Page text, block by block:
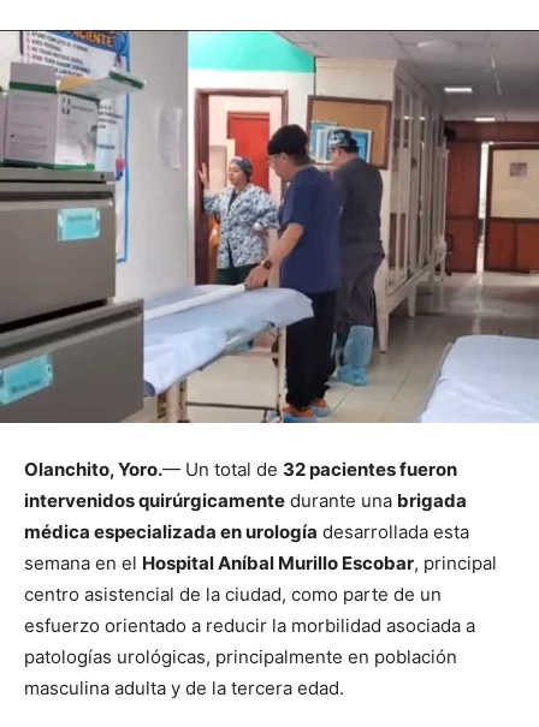
Olanchito, Yoro.— Un total de 32 pacientes fueron
intervenidos quirúrgicamente durante una brigada
médica especializada en urología desarrollada esta
semana en el Hospital Aníbal Murillo Escobar, principal
centro asistencial de la ciudad, como parte de un
esfuerzo orientado a reducir la morbilidad asociada a
patologías urológicas, principalmente en población
masculina adulta y de la tercera edad.